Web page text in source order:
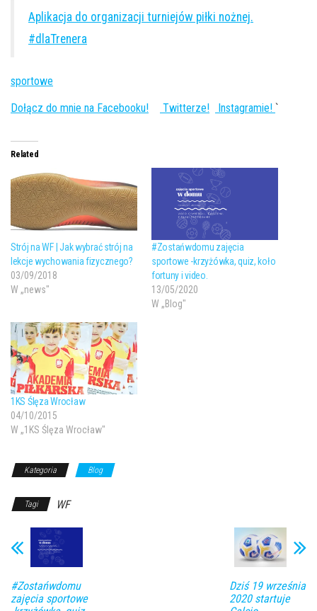
Aplikacja do organizacji turniejów piłki nożnej.
#dlaTrenera
sportowe
Dołącz do mnie na Facebooku!
Twitterze! Instagramie! `
Related
Strój na WF | Jak wybrać strój na
lekcje wychowania fizycznego?
03/09/2018
W „news"
#Zostańwdomu zajęcia
sportowe -krzyżówka, quiz, koło
fortuny i video.
13/05/2020
W „Blog"
1KS Ślęza Wrocław
04/10/2015
W „1KS Ślęza Wrocław"
Kategoria Blog
Tagi WF
#Zostańwdomu
zajęcia sportowe
Dziś 19 września
2020 startuje